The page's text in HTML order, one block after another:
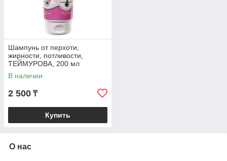
Шампунь от перхоти,
жирности, потливости,
ТЕЙМУРОВА, 200 мл
В наличии
2 500 ₸
Купить
О нас